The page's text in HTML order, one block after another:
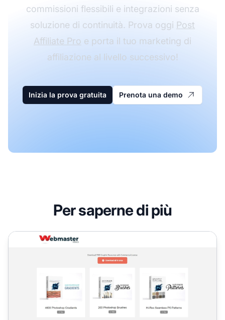
commissioni flessibili e integrazioni senza
soluzione di continuità. Prova oggi Post
Affiliate Pro e porta il tuo marketing di
affiliazione al livello successivo!
Inizia la prova gratuita Prenota una demo
Per saperne di più
Programma di Affiliazione Affiliate Trading